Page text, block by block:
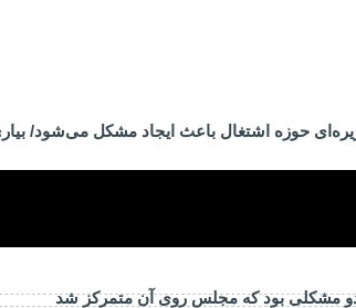
حوزه اشتغال باعث ایجاد مشکل می‌شود/
دو مشکلی بود که مجلس روی آن متمرکز شد